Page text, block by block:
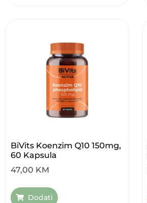
BiVits Koenzim Q10 150mg,
60 Kapsula
47,00 KM
Dodati